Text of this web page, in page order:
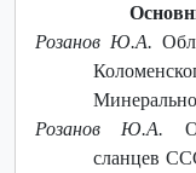
Розанов Ю.А.
Розанов Ю.А.
сланцев